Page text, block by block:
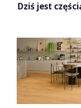
Dziś jest